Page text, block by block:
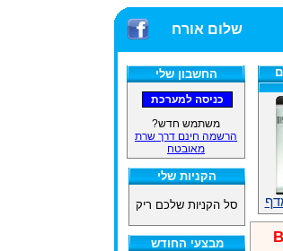
שלום אורח
החשבון שלי
משתמש חדש?
הרשמה חינם דרך שרת
מאובטח
הקניות שלי
סל הקניות שלכם ריק
מבצעי החודש